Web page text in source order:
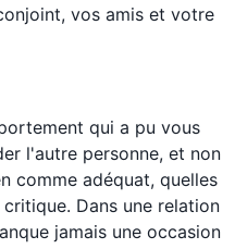
vos amis et votre
qui a pu vous
l'autre personne, et non
comme adéquat, quelles
Dans une relation
jamais une occasion